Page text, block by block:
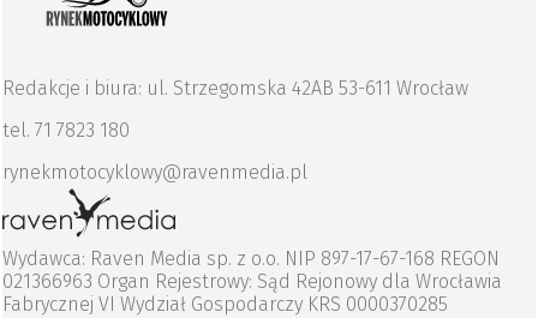
Redakcje i biura: ul. Strzegomska 42AB 53-611 Wrocław
tel. 71 7823 180
rynekmotocyklowy@ravenmedia.pl
Wydawca: Raven Media sp. z o.o. NIP 897-17-67-168 REGON
021366963 Organ Rejestrowy: Sąd Rejonowy dla Wrocławia
Fabrycznej VI Wydział Gospodarczy KRS 0000370285